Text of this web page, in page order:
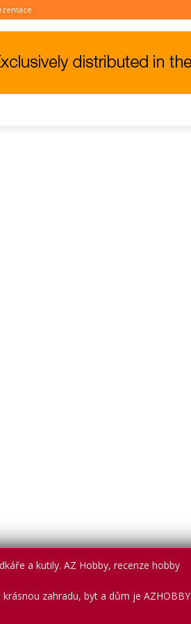
a kutily. AZ Hobby, recenze hobby
zahradu, byt a dům je AZHOBBY